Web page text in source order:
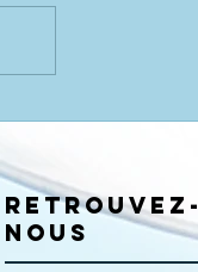
Retrouvez-
nous